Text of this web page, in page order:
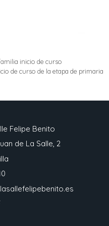
inicio de curso
de curso de la etapa de primaria
Felipe Benito
de La Salle, 2